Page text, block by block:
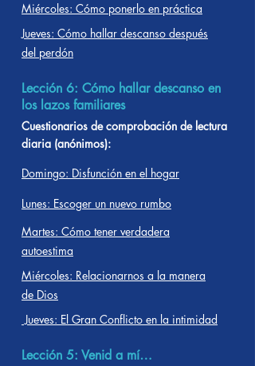
Miércoles: Cómo ponerlo en práctica
Jueves: Cómo hallar descanso después
del perdón
Lección 6: Cómo hallar descanso en
los lazos familiares
Cuestionarios de comprobación de lectura
diaria (anónimos):
Domingo: Disfunción en el hogar
Lunes: Escoger un nuevo rumbo
Martes: Cómo tener verdadera
autoestima
Miércoles: Relacionarnos a la manera
de Dios
Jueves: El Gran Conflicto en la intimidad
Lección 5: Venid a mí…